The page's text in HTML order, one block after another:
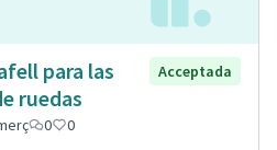
para las
ruedas
Acceptada
0 0